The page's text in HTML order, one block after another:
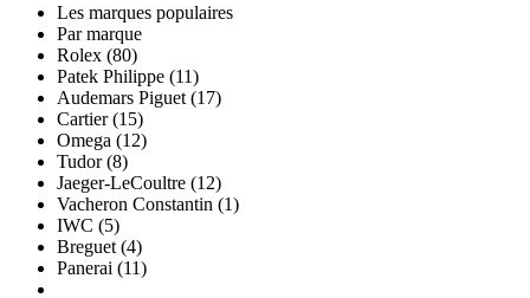
Les marques populaires
Par marque
Rolex (80)
Patek Philippe (11)
Audemars Piguet (17)
Cartier (15)
Omega (12)
Tudor (8)
Jaeger-LeCoultre (12)
Vacheron Constantin (1)
IWC (5)
Breguet (4)
Panerai (11)